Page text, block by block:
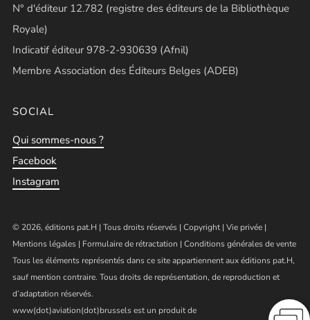
N° d'éditeur 12.782 (registre des éditeurs de la Bibliothèque
Royale)
Indicatif éditeur 978-2-930639 (Afnil)
Membre Association des Éditeurs Belges (ADEB)
SOCIAL
Qui sommes-nous ?
Facebook
Instagram
© 2026, éditions pat.H | Tous droits réservés | Copyright| Vie privée |
Mentions légales | Formulaire de rétractation | Conditions générales de vente
Tous les éléments représentés dans ce site appartiennent aux éditions pat.H,
sauf mention contraire. Tous droits de représentation, de reproduction et
d’adaptation réservés.
www(dot)aviation(dot)brussels est un produit de